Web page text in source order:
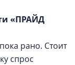
«ПРАЙД
рано. Стоит
спрос